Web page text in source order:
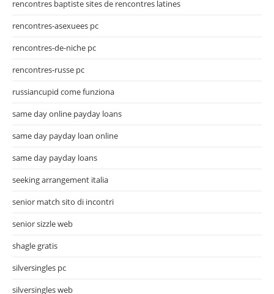
rencontres baptiste sites de rencontres latines
rencontres-asexuees pc
rencontres-de-niche pc
rencontres-russe pc
russiancupid come funziona
same day online payday loans
same day payday loan online
same day payday loans
seeking arrangement italia
senior match sito di incontri
senior sizzle web
shagle gratis
silversingles pc
silversingles web